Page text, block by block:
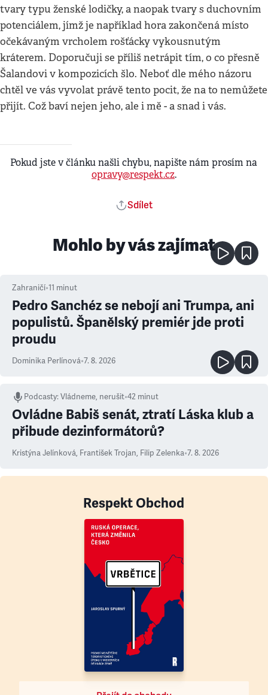
tvary typu ženské lodičky, a naopak tvary s duchovním
potenciálem, jímž je například hora zakončená místo
očekávaným vrcholem rošťácky vykousnutým
kráterem. Doporučuji se příliš netrápit tím, o co přesně
Šalandovi v kompozicích šlo. Neboť dle mého názoru
chtěl ve vás vyvolat právě tento pocit, že na to nemůžete
přijít. Což baví nejen jeho, ale i mě - a snad i vás.
Pokud jste v článku našli chybu, napište nám prosím na
opravy@respekt.cz.
Sdílet
Mohlo by vás zajímat
Zahraničí•11 minut
Pedro Sanchéz se nebojí ani Trumpa, ani
populistů. Španělský premiér jde proti
proudu
Dominika Perlínová•7. 8. 2026
Podcasty:Vládneme, nerušit•42 minut
Ovládne Babiš senát, ztratí Láska klub a
přibude dezinformátorů?
Kristýna Jelínková, František Trojan, Filip Zelenka•7. 8. 2026
Respekt Obchod